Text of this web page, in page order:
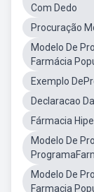
Com Dedo
Procuração
Modelo De
Farmácia
Exemplo
Declaracao
Fármacia
Modelo De
Modelo De
Farmacia